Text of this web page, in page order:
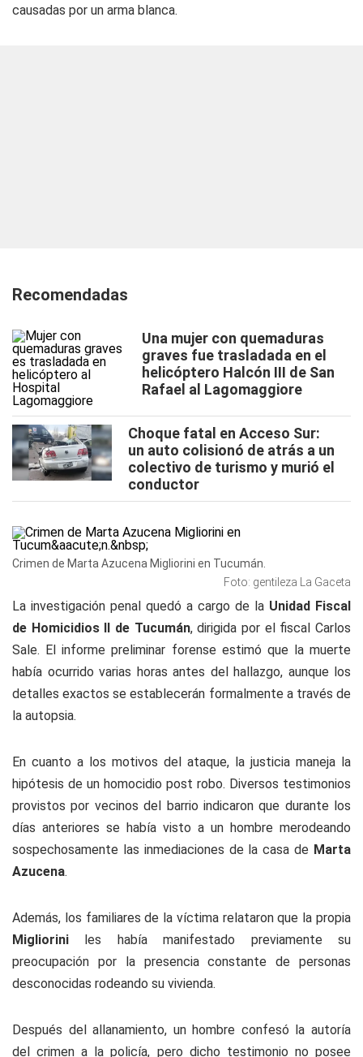
causadas por un arma blanca.
Recomendadas
Una mujer con quemaduras
graves fue trasladada en el
helicóptero Halcón III de San
Rafael al Lagomaggiore
Choque fatal en Acceso Sur:
un auto colisionó de atrás a un
colectivo de turismo y murió el
conductor
Crimen de Marta Azucena Migliorini en Tucumán.
Foto: gentileza La Gaceta
La investigación penal quedó a cargo de la Unidad Fiscal
de Homicidios II de Tucumán, dirigida por el fiscal Carlos
Sale. El informe preliminar forense estimó que la muerte
había ocurrido varias horas antes del hallazgo, aunque los
detalles exactos se establecerán formalmente a través de
la autopsia.
En cuanto a los motivos del ataque, la justicia maneja la
hipótesis de un homocidio post robo. Diversos testimonios
provistos por vecinos del barrio indicaron que durante los
días anteriores se había visto a un hombre merodeando
sospechosamente las inmediaciones de la casa de Marta
Azucena.
Además, los familiares de la víctima relataron que la propia
Migliorini les había manifestado previamente su
preocupación por la presencia constante de personas
desconocidas rodeando su vivienda.
Después del allanamiento, un hombre confesó la autoría
del crimen a la policía, pero dicho testimonio no posee